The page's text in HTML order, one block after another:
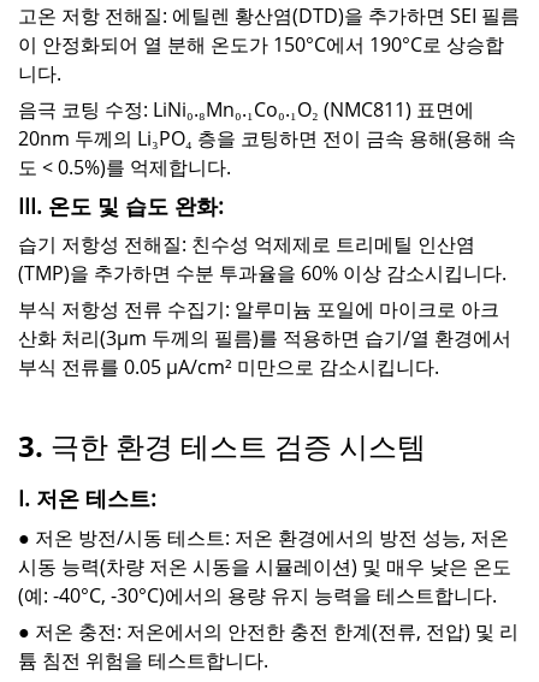
고온 저항 전해질: 에틸렌 황산염(DTD)을 추가하면 SEI 필름
이 안정화되어 열 분해 온도가 150°C에서 190°C로 상승합
니다.
음극 코팅 수정: LiNi₀.₈Mn₀.₁Co₀.₁O₂ (NMC811) 표면에
20nm 두께의 Li₃PO₄ 층을 코팅하면 전이 금속 용해(용해 속
도 < 0.5%)를 억제합니다.
III. 온도 및 습도 완화:
습기 저항성 전해질: 친수성 억제제로 트리메틸 인산염
(TMP)을 추가하면 수분 투과율을 60% 이상 감소시킵니다.
부식 저항성 전류 수집기: 알루미늄 포일에 마이크로 아크
산화 처리(3μm 두께의 필름)를 적용하면 습기/열 환경에서
부식 전류를 0.05 μA/cm² 미만으로 감소시킵니다.
3. 극한 환경 테스트 검증 시스템
I. 저온 테스트:
● 저온 방전/시동 테스트: 저온 환경에서의 방전 성능, 저온
시동 능력(차량 저온 시동을 시뮬레이션) 및 매우 낮은 온도
(예: -40°C, -30°C)에서의 용량 유지 능력을 테스트합니다.
● 저온 충전: 저온에서의 안전한 충전 한계(전류, 전압) 및 리
튬 침전 위험을 테스트합니다.